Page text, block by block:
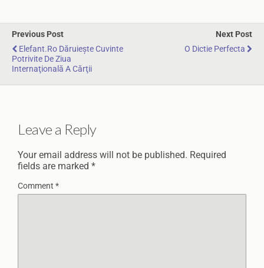
Previous Post
Elefant.ro Dăruiește Cuvinte
Potrivite De Ziua
Internaţională A Cărţii
Next Post
O Dictie Perfecta
Leave a Reply
Your email address will not be published. Required
fields are marked *
Comment *